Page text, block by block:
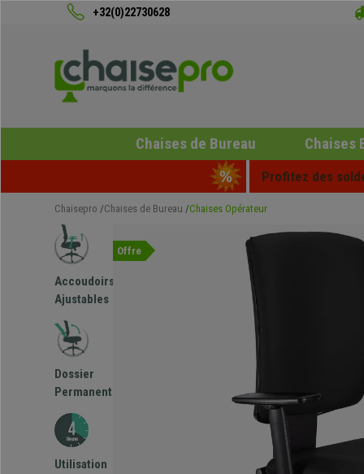
+32(0)22730628
Chaises de Bureau Chaises
Profitez des
Chaisepro Chaises de Bureau Chaises Opérateur
Accoudoirs
Ajustables
Dossier
Permanent
Utilisation
Offre